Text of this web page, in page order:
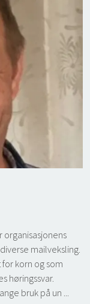
organisasjonens
mailveksling.
korn og som
høringssvar.
bruk på un ...